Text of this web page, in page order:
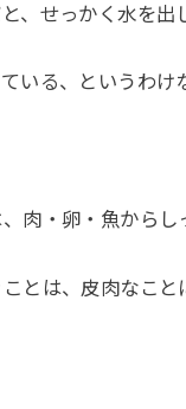
、せっかく水を出
いる、というわけ
肉・卵・魚からし
とは、皮肉なこと